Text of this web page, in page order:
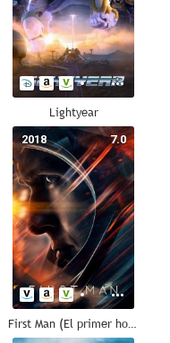
Lightyear
7.0
2018
First Man (El primer hombre)